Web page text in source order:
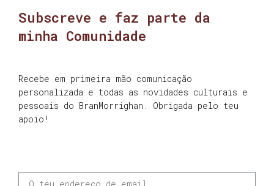
Subscreve e faz parte da
minha Comunidade
Recebe em primeira mão comunicação
personalizada e todas as novidades culturais e
pessoais do BranMorrighan. Obrigada pelo teu
apoio!